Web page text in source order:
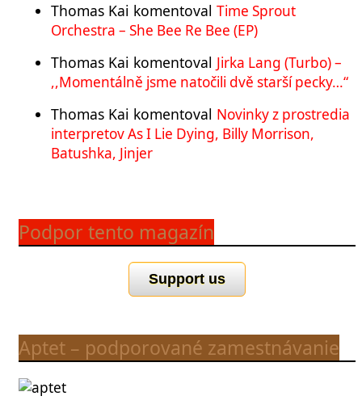
Thomas Kai komentoval Time Sprout
Orchestra – She Bee Re Bee (EP)
Thomas Kai komentoval Jirka Lang (Turbo) –
,,Momentálně jsme natočili dvě starší pecky…“
Thomas Kai komentoval Novinky z prostredia
interpretov As I Lie Dying, Billy Morrison,
Batushka, Jinjer
Podpor tento magazín
Support us
Aptet – podporované zamestnávanie